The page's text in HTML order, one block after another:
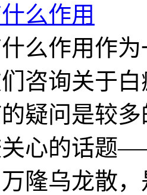
么作用
么作用作
咨询关于
疑问是较
心的话题
隆乌龙散